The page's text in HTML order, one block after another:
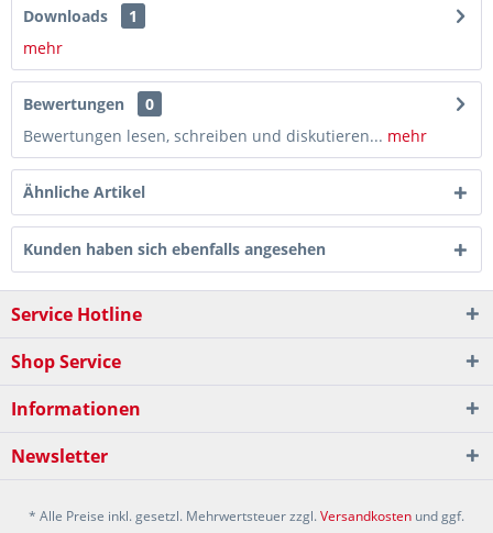
Downloads
1
mehr
Bewertungen
0
Bewertungen lesen, schreiben und diskutieren... mehr
Ähnliche Artikel
Kunden haben sich ebenfalls angesehen
Service Hotline
Shop Service
Informationen
Newsletter
* Alle Preise inkl. gesetzl. Mehrwertsteuer zzgl.Versandkosten und ggf.